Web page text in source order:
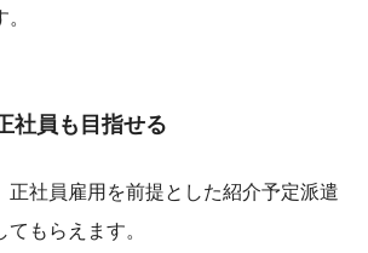
社員も目指せる
正社員雇用を前提とした紹介予定派遣
もらえます。